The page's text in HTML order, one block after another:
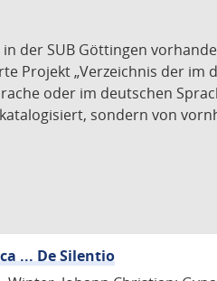
der SUB Göttingen
Projekt „Verzeichnis der im
oder im deutschen
sondern von
... De Silentio